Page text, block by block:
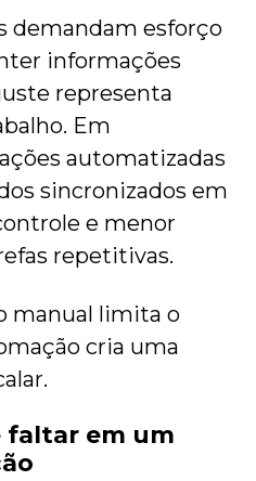
demandam esforço
informações
representa
Em
automatizadas
sincronizados em
e menor
repetitivas.
manual limita o
cria uma
faltar em um